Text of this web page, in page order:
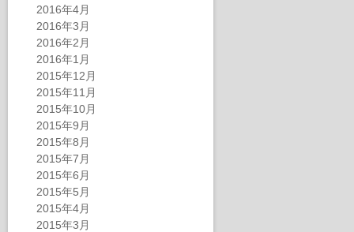
2016年4月
2016年3月
2016年2月
2016年1月
2015年12月
2015年11月
2015年10月
2015年9月
2015年8月
2015年7月
2015年6月
2015年5月
2015年4月
2015年3月